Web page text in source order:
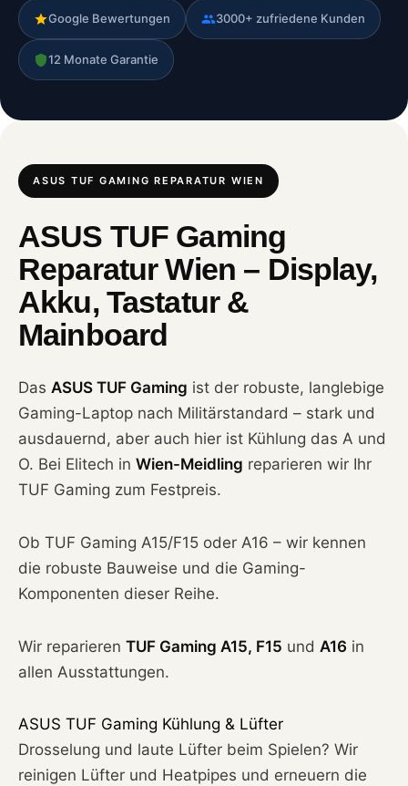
Google Bewertungen 3000+ zufriedene Kunden
12 Monate Garantie
ASUS TUF GAMING REPARATUR WIEN
ASUS TUF Gaming
Reparatur Wien – Display,
Akku, Tastatur &
Mainboard
Das ASUS TUF Gaming ist der robuste, langlebige
Gaming-Laptop nach Militärstandard – stark und
ausdauernd, aber auch hier ist Kühlung das A und
O. Bei Elitech in Wien-Meidling reparieren wir Ihr
TUF Gaming zum Festpreis.
Ob TUF Gaming A15/F15 oder A16 – wir kennen
die robuste Bauweise und die Gaming-
Komponenten dieser Reihe.
Wir reparieren TUF Gaming A15, F15 und A16 in
allen Ausstattungen.
ASUS TUF Gaming Kühlung & Lüfter
Drosselung und laute Lüfter beim Spielen? Wir
reinigen Lüfter und Heatpipes und erneuern die